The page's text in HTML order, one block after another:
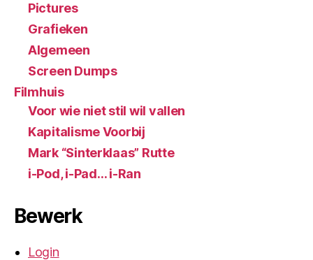
Pictures
Grafieken
Algemeen
Screen Dumps
Filmhuis
Voor wie niet stil wil vallen
Kapitalisme Voorbij
Mark “Sinterklaas” Rutte
i-Pod, i-Pad… i-Ran
Bewerk
Login